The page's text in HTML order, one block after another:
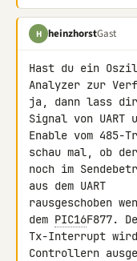
H heinzhorstGast
Hast du ein
Analyzer zur
ja, dann lass dir
Signal von UART
Enable vom 485-
schau mal, ob
noch im
aus dem UART
rausgeschoben
dem PIC16F877.
Tx-Interrupt
Controllern